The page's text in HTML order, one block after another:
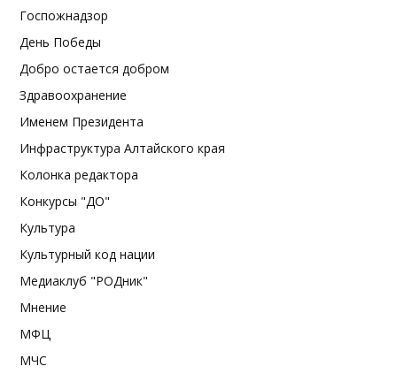
Госпожнадзор
День Победы
Добро остается добром
Здравоохранение
Именем Президента
Инфраструктура Алтайского края
Колонка редактора
Конкурсы "ДО"
Культура
Культурный код нации
Медиаклуб "РОДник"
Мнение
МФЦ
МЧС